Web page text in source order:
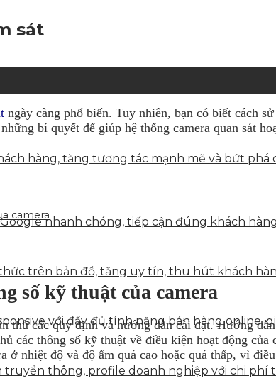
hàng, tăng tương tác mạnh mẽ và bứt
nhanh chóng, tiếp cận đúng khách
trên bản đồ, tăng uy tín, thu hút khách
với đầy đủ tính năng bán hàng online,
thông, profile doanh nghiệp với chi phí
sát
ngày càng phổ biến. Tuy nhiên, bạn có biết cách
bí quyết để giúp hệ thống camera quan sát
camera
số kỹ thuật của camera
thủ các quy định và hướng dẫn cài đặt. Hướng
các thông số kỹ thuật về điều kiện hoạt động
ở nhiệt độ và độ ẩm quá cao hoặc quá thấp, vì